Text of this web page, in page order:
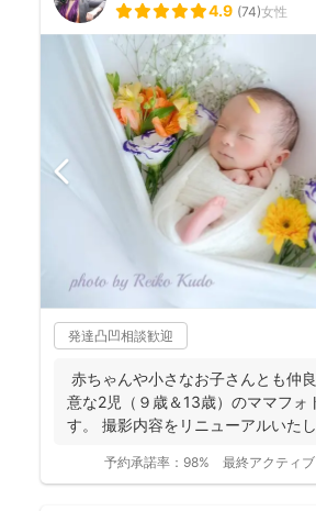
4.9 (74)女性
発達凸凹相談歓迎
赤ちゃんや小さなお子さんとも仲
意な2児（９歳＆13歳）のママフォ
す。 撮影内容をリニューアルいた
予約承諾率： 98% 最終アクティブ